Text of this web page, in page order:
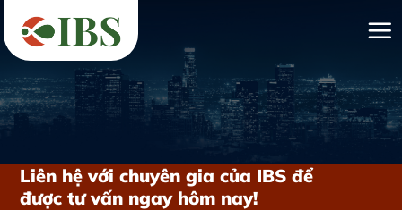
qua
nội
dung
Liên hệ với chuyên gia của IBS để
được tư vấn ngay hôm nay!